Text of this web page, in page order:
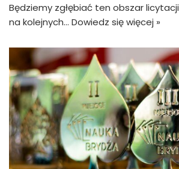
Będziemy zgłębiać ten obszar licytacji
na kolejnych… Dowiedz się więcej »